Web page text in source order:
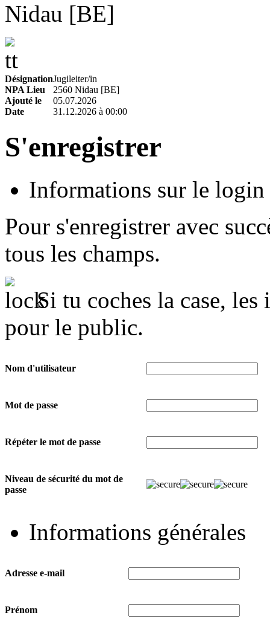
Nidau [BE]
DésignationJugileiter/in
NPA Lieu
2560 Nidau [BE]
Ajouté le
05.07.2026
Date
31.12.2026 à 00:00
S'enregistrer
Informations sur le login
Pour s'enregistrer avec
tous les champs.
Si tu coches la case,
pour le public.
Nom d'utilisateur
Mot de passe
Répéter le mot de passe
Niveau de sécurité du mot de
passe
Informations générales
Adresse e-mail
Prénom